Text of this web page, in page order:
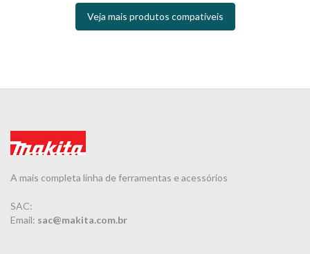
Veja mais produtos compatíveis
A mais completa linha de ferramentas e acessórios
SAC:
Email: sac@makita.com.br